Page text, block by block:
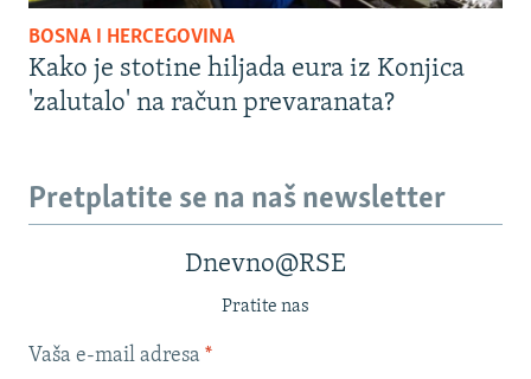
BOSNA I HERCEGOVINA
Kako je stotine hiljada eura iz Konjica
'zalutalo' na račun prevaranata?
Pretplatite se na naš newsletter
Dnevno@RSE
Pratite nas
Vaša e-mail adresa *